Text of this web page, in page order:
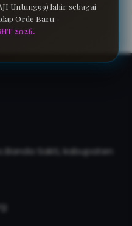
Untung99) lahir sebagai
Orde Baru.
2026.
Sakti, kabupaten